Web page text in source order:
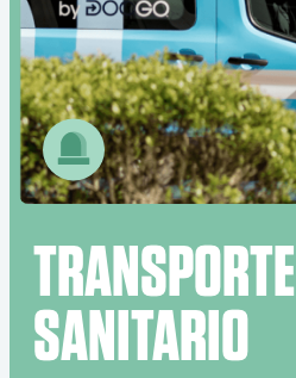
TRANSPORTE
SANITARIO